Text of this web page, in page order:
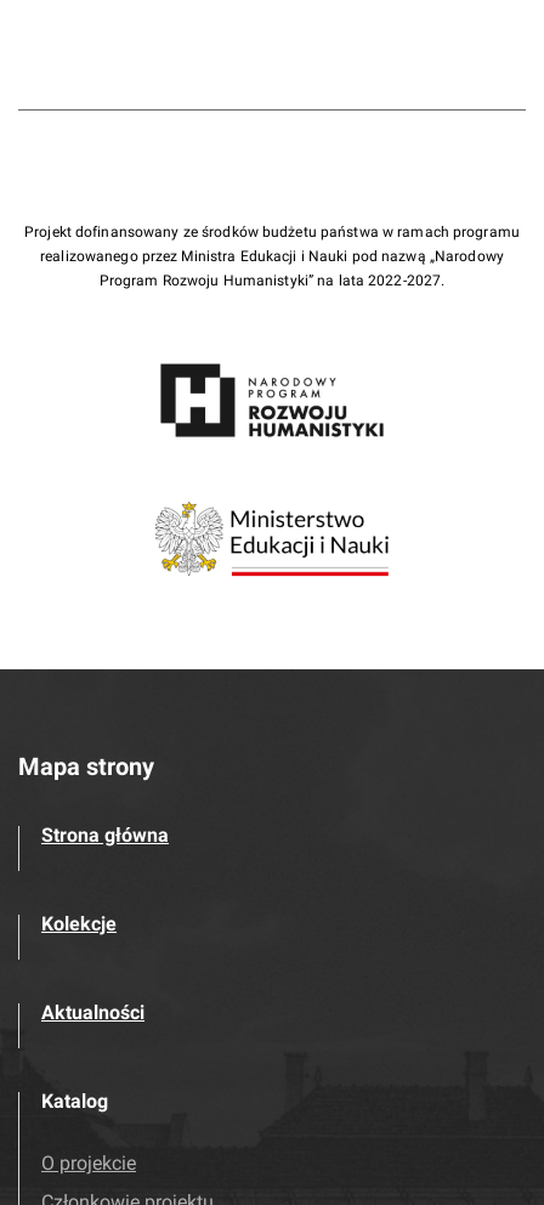
Projekt dofinansowany ze środków budżetu państwa w ramach programu
realizowanego przez Ministra Edukacji i Nauki pod nazwą „Narodowy
Program Rozwoju Humanistyki” na lata 2022-2027.
Mapa strony
Strona główna
Kolekcje
Aktualności
Katalog
O projekcie